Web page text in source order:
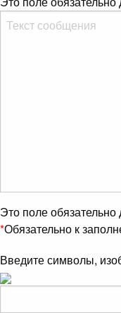
Это поле
*Обязательно к
Введите символы,